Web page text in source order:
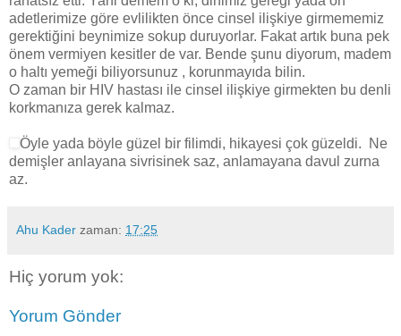
adetlerimize göre evlilikten önce cinsel ilişkiye girmememiz
gerektiğini beynimize sokup duruyorlar. Fakat artık buna pek
önem vermiyen kesitler de var. Bende şunu diyorum, madem
o haltı yemeği biliyorsunuz , korunmayıda bilin.
O zaman bir HIV hastası ile cinsel ilişkiye girmekten bu denli
korkmanıza gerek kalmaz.
Öyle yada böyle güzel bir filimdi, hikayesi çok güzeldi. Ne
demişler anlayana sivrisinek saz, anlamayana davul zurna
az.
Ahu Kader zaman: 17:25
Hiç yorum yok:
Yorum Gönder